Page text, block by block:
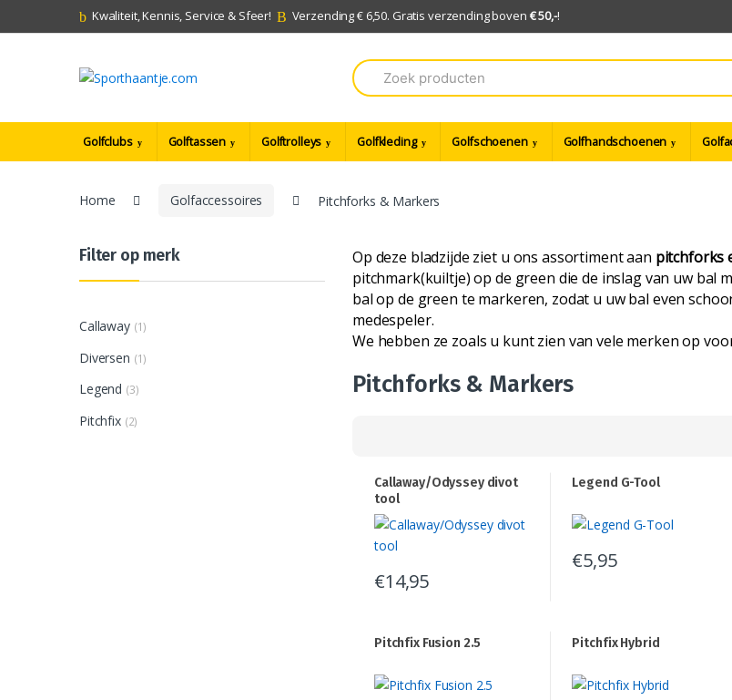
to
to
Kwaliteit, Kennis, Service & Sfeer! Verzending € 6,50. Gratis verzending boven € 50,-!
Search
for:
Golfclubs Golftassen Golftrolleys Golfkleding Golfschoenen Golfhandschoenen
Home Golfaccessoires Pitchforks & Markers
Op deze bladzijde ziet u ons assortiment aan pitchforks
pitchmark(kuiltje) op de green die de inslag van uw bal
bal op de green te markeren, zodat u uw bal even
medespeler.
We hebben ze zoals u kunt zien van vele merken op
Pitchforks & Markers
Callaway/Odyssey divot
tool
€14,95
Legend G-Tool
€5,95
Pitchfix Fusion 2.5 Pitchfix Hybrid
Filter op merk
Callaway (1)
Diversen (1)
Legend (3)
Pitchfix (2)